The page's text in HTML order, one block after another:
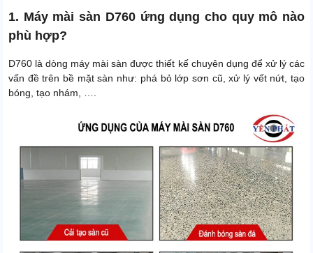
1. Máy mài sàn D760 ứng dụng cho quy mô nào
phù hợp?
D760 là dòng máy mài sàn được thiết kế chuyên dụng để xử lý các
vấn đề trên bề mặt sàn như: phá bỏ lớp sơn cũ, xử lý vết nứt, tạo
bóng, tạo nhám, ….